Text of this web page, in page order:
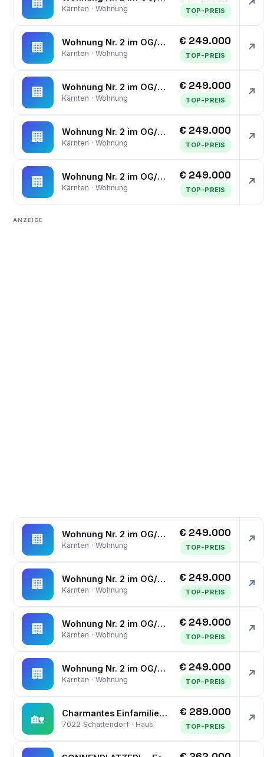
Kärnten · Wohnung TOP-PREIS
↗
🏢 Wohnung Nr. 2 im OG/DG mit Gartenanteil und Carport-Abstellplatz
Kärnten · Wohnung
€ 249.000
TOP-PREIS
↗
🏢 Wohnung Nr. 2 im OG/DG mit Gartenanteil und Carport-Abstellplatz
Kärnten · Wohnung
€ 249.000
TOP-PREIS
↗
🏢 Wohnung Nr. 2 im OG/DG mit Gartenanteil und Carport-Abstellplatz
Kärnten · Wohnung
€ 249.000
TOP-PREIS
↗
🏢 Wohnung Nr. 2 im OG/DG mit Gartenanteil und Carport-Abstellplatz
Kärnten · Wohnung
€ 249.000
TOP-PREIS
↗
ANZEIGE
🏢 Wohnung Nr. 2 im OG/DG mit Gartenanteil und Carport-Abstellplatz
Kärnten · Wohnung
€ 249.000
TOP-PREIS
↗
🏢 Wohnung Nr. 2 im OG/DG mit Gartenanteil und Carport-Abstellplatz
Kärnten · Wohnung
€ 249.000
TOP-PREIS
↗
🏢 Wohnung Nr. 2 im OG/DG mit Gartenanteil und Carport-Abstellplatz
Kärnten · Wohnung
€ 249.000
TOP-PREIS
↗
🏢 Wohnung Nr. 2 im OG/DG mit Gartenanteil und Carport-Abstellplatz
Kärnten · Wohnung
€ 249.000
TOP-PREIS
↗
🏡 Charmantes Einfamilienhaus in Schattendorf mit gepflegtem Garten, Loggia, Lagerflächen, Werkstatt & Garage – € 289.000,-
7022 Schattendorf · Haus
€ 289.000
TOP-PREIS
↗